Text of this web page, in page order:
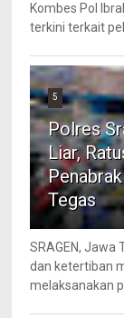
Kombes Pol
terkini terkait
5
Polres
Liar,
Tegas
SRAGEN, Jawa
dan ketertiban
melaksanakan